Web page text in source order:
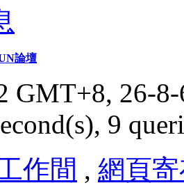
論壇
GMT+8, 26-
9
作間 , 網頁